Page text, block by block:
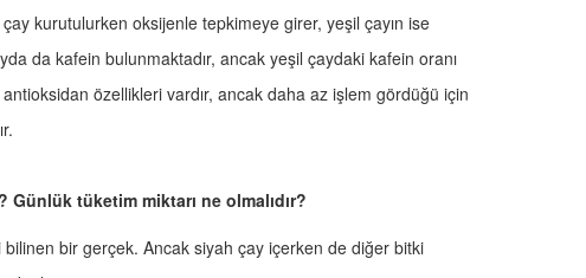
kurutulurken oksijenle tepkimeye girer, yeşil çayın ise
da kafein bulunmaktadır, ancak yeşil çaydaki kafein oranı
özellikleri vardır, ancak daha az işlem gördüğü için
tüketim miktarı ne olmalıdır?
bir gerçek. Ancak siyah çay içerken de diğer bitki